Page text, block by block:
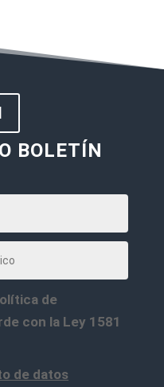
BOLETÍN
de
con la Ley 1581
de datos